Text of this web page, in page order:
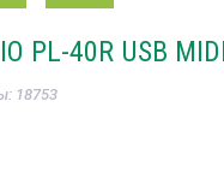
PL-40R USB
18753